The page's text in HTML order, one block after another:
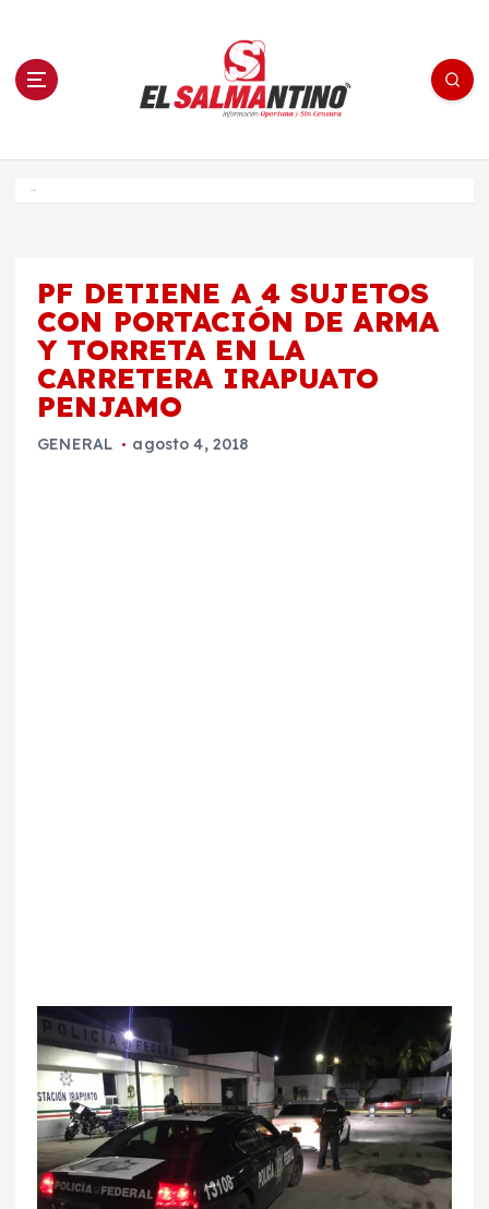
n El Salmantino - medios/noticias/editorial
PF DETIENE A 4 SUJETOS
CON PORTACIÓN DE ARMA
Y TORRETA EN LA
CARRETERA IRAPUATO
PENJAMO
GENERAL agosto 4, 2018